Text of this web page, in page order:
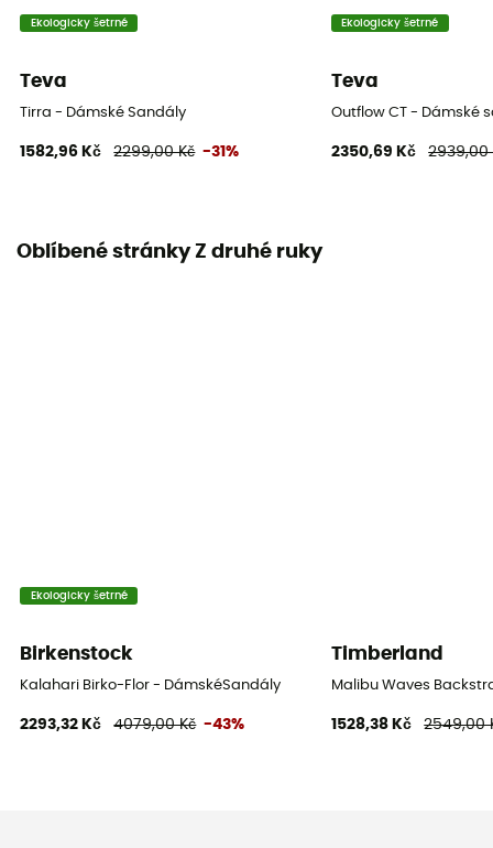
Ekologicky šetrné
Teva
Tirra - Dámské Sandály
1582,96 Kč 2299,00 Kč -31%
Ekologicky šetrné
Teva
Outflow CT - Dámské
2350,69 Kč 2939,00
Oblíbené stránky Z druhé ruky
Ekologicky šetrné
Birkenstock
Kalahari Birko-Flor - DámskéSandály
2293,32 Kč 4079,00 Kč -43%
Timberland
Malibu Waves
1528,38 Kč 2549,00